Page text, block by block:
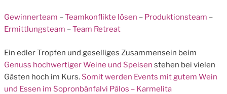
Gewinnerteam –Teamkonflikte lösen – Produktionsteam –
Ermittlungsteam –Team Retreat
Ein edler Tropfen und geselliges Zusammensein beim
Genuss hochwertiger Weine und Speisen stehen bei vielen
Gästen hoch im Kurs. Somit werden Events mit gutem Wein
und Essen im Sopronbánfalvi Pálos – Karmelita